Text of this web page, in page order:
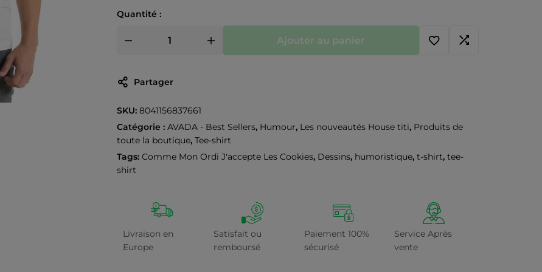
Quantité :
Ajouter au panier
Partager
SKU: 8041156837661
Catégorie : AVADA - Best Sellers, Humour, Les nouveautés House titi, Produits de
toute la boutique, Tee-shirt
Tags: Comme Mon Ordi J'accepte Les Cookies, Dessins, humoristique, t-shirt, tee-
shirt
Livraison en
Europe
Satisfait ou
remboursé
Paiement 100%
sécurisé
Service Après
vente